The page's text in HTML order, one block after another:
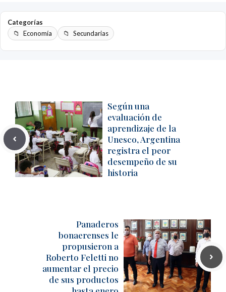
Categorías
Economía
Secundarias
Según una
evaluación de
aprendizaje de la
Unesco, Argentina
registra el peor
desempeño de su
historia
Panaderos
bonaerenses le
propusieron a
Roberto Feletti no
aumentar el precio
de sus productos